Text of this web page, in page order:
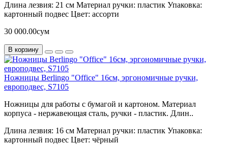
Длина лезвия: 21 см Материал ручки: пластик Упаковка:
картонный подвес Цвет: ассорти
30 000.00сум
В корзину
Ножницы Berlingo "Office" 16см, эргономичные ручки,
европодвес, S7105
Ножницы для работы с бумагой и картоном. Материал
корпуса - нержавеющая сталь, ручки - пластик. Длин..
Длина лезвия: 16 см Материал ручки: пластик Упаковка:
картонный подвес Цвет: чёрный